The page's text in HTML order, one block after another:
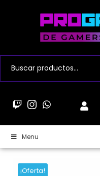
Menu
¡Oferta!